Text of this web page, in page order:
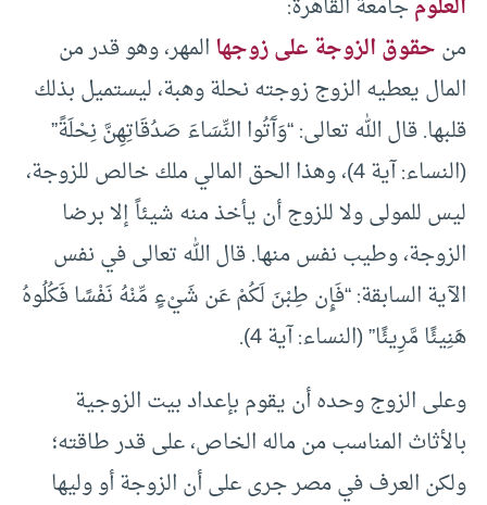
منحقوق الزوجة على زوجهاالمهر، وهو قدر من
المال يعطيه الزوج زوجته نحلة وهبة، ليستميل بذلك
قلبها. قال الله تعالى: “وَآَتُوا النِّسَاءَ صَدُقَاتِهِنَّ نِحْلَةً”
(النساء: آية 4)، وهذا الحق المالي ملك خالص للزوجة،
ليس للمولى ولا للزوج أن يأخذ منه شيئاً إلا برضا
الزوجة، وطيب نفس منها. قال الله تعالى في نفس
الآية السابقة: “فَإِن طِبْنَ لَكُمْ عَن شَيْءٍ مِّنْهُ نَفْسًا فَكُلُوهُ
هَنِيئًا مَّرِيئًا” (النساء: آية 4).
وعلى الزوج وحده أن يقوم بإعداد بيت الزوجية
بالأثاث المناسب من ماله الخاص، على قدر طاقته؛
ولكن العرف في مصر جرى على أن الزوجة أو وليها